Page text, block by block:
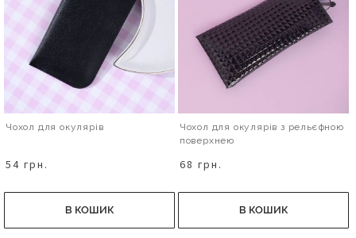
Чохол для окулярів
54 грн.
В КОШИК
Чохол для окулярів з рельєфною
поверхнею
68 грн.
В КОШИК